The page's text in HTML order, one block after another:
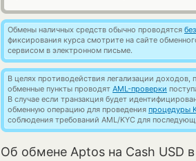
Обмены наличных средств обычно проводятся
фиксирования курса смотрите на сайте
сервисом в электронном письме.
В целях противодействия легализации
обменные пункты проводят AML-проверки
В случае если транзакция будет
обменную операцию для проведения процедуры
соблюдения требований AML/KYC для
Об обмене Aptos на Cash USD